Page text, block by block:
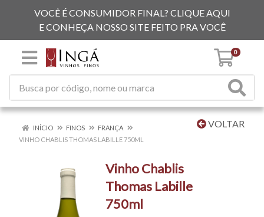
VOCÊ É CONSUMIDOR FINAL? CLIQUE AQUI
E CONHEÇA NOSSO SITE FEITO PRA VOCÊ
0
VOLTAR
INÍCIO FINOS
FRANÇA
VINHO CHABLIS THOMAS LABILLE 750ML
Vinho Chablis
Thomas Labille
750ml